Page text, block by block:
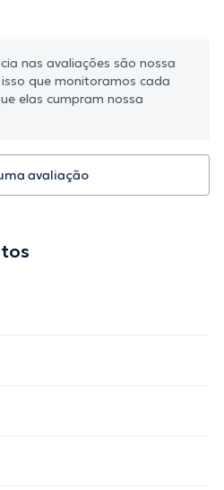
nas avaliações são nossa
que monitoramos cada
elas cumpram nossa
avaliação